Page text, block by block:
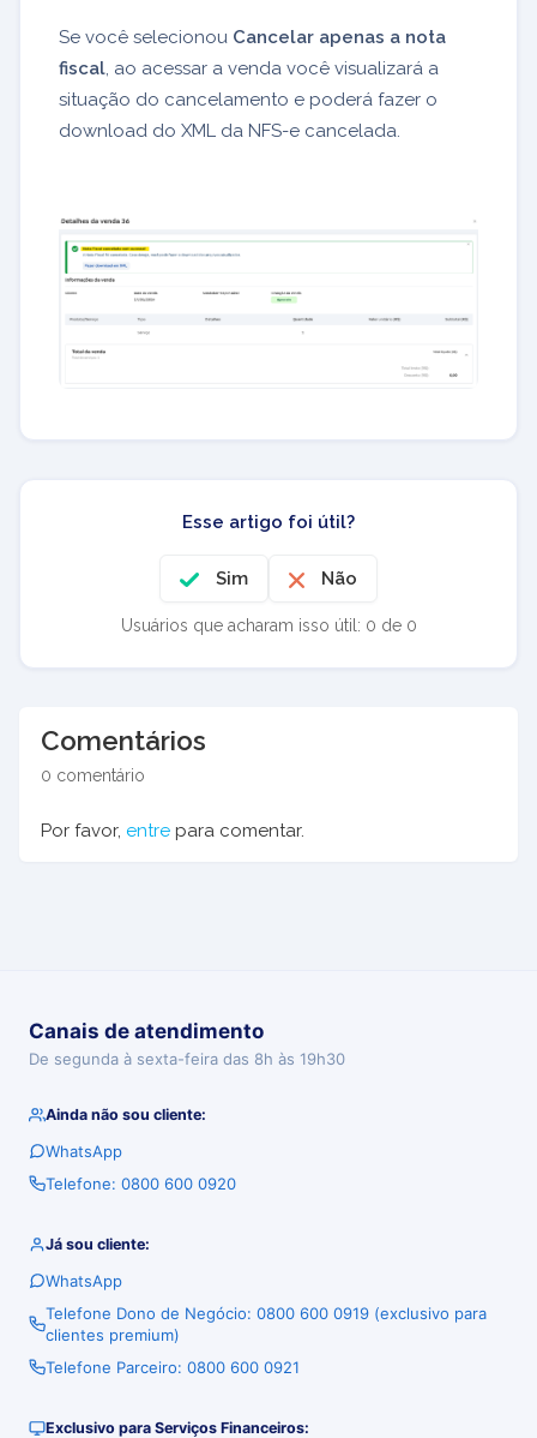
Se você selecionou Cancelar apenas a nota
fiscal , ao acessar a venda você visualizará a
situação do cancelamento e poderá fazer o
download do XML da NFS-e cancelada.
Esse artigo foi útil?
Sim Não
Usuários que acharam isso útil: 0 de 0
Comentários
0 comentário
Por favor, entre para comentar.
Canais de atendimento
De segunda à sexta-feira das 8h às 19h30
Ainda não sou cliente:
WhatsApp
Telefone: 0800 600 0920
Já sou cliente:
WhatsApp
Telefone Dono de Negócio: 0800 600 0919 (exclusivo para
clientes premium)
Telefone Parceiro: 0800 600 0921
Exclusivo para Serviços Financeiros: